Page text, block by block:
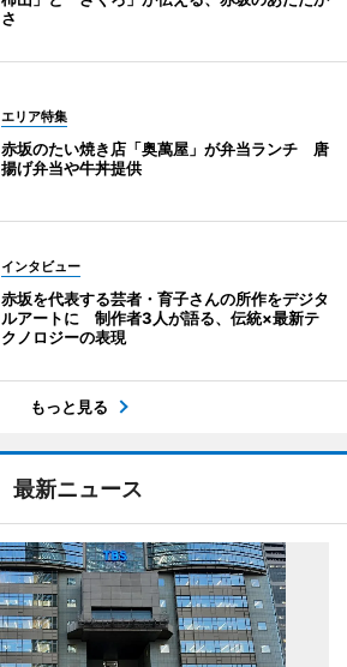
さ
エリア特集
赤坂のたい焼き店「奥萬屋」が弁当ランチ 唐
揚げ弁当や牛丼提供
インタビュー
赤坂を代表する芸者・育子さんの所作をデジタ
ルアートに 制作者3人が語る、伝統×最新テ
クノロジーの表現
もっと見る
最新ニュース